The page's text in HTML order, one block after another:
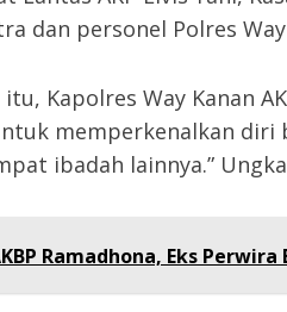
dan personel Polres
Kapolres Way Kanan
memperkenalkan diri
ibadah lainnya.”
Ramadhona, Eks